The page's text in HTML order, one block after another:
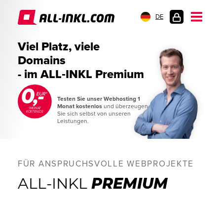
DE
Viel Platz, viele
Domains
- im ALL‑INKL Premium
1 MONAT
KOSTENLOS
Testen Sie unser Webhosting 1
Monat kostenlos und überzeugen
Sie sich selbst von unseren
Leistungen.
FÜR ANSPRUCHSVOLLE WEBPROJEKTE
ALL-INKL PREMIUM